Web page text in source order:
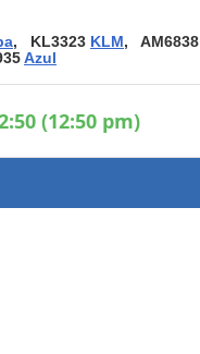
, KL3323 KLM, AM6838
Azul
(12:50 pm)